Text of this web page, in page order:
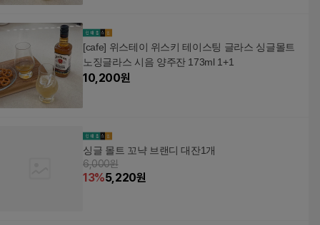
[cafe] 위스테이 위스키 테이스팅 글라스 싱글몰트
노징글라스 시음 양주잔 173ml 1+1
10,200원
싱글 몰트 꼬냑 브랜디 대잔1개
6,000원
13%5,220원